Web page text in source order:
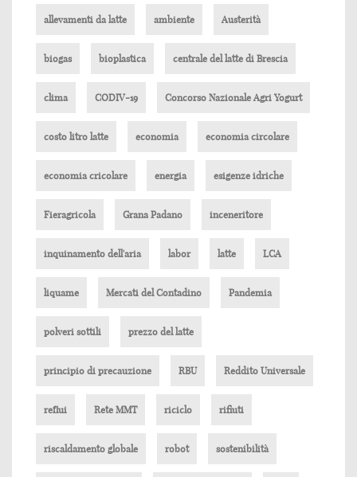
allevamenti da latte ambiente Austerità
biogas bioplastica centrale del latte di Brescia
clima CODIV-19 Concorso Nazionale Agri Yogurt
costo litro latte economia economia circolare
economia cricolare energia esigenze idriche
Fieragricola Grana Padano inceneritore
inquinamento dell'aria labor latte LCA
liquame Mercati del Contadino Pandemia
polveri sottili prezzo del latte
principio di precauzione RBU Reddito Universale
reflui Rete MMT riciclo rifiuti
riscaldamento globale robot sostenibilità